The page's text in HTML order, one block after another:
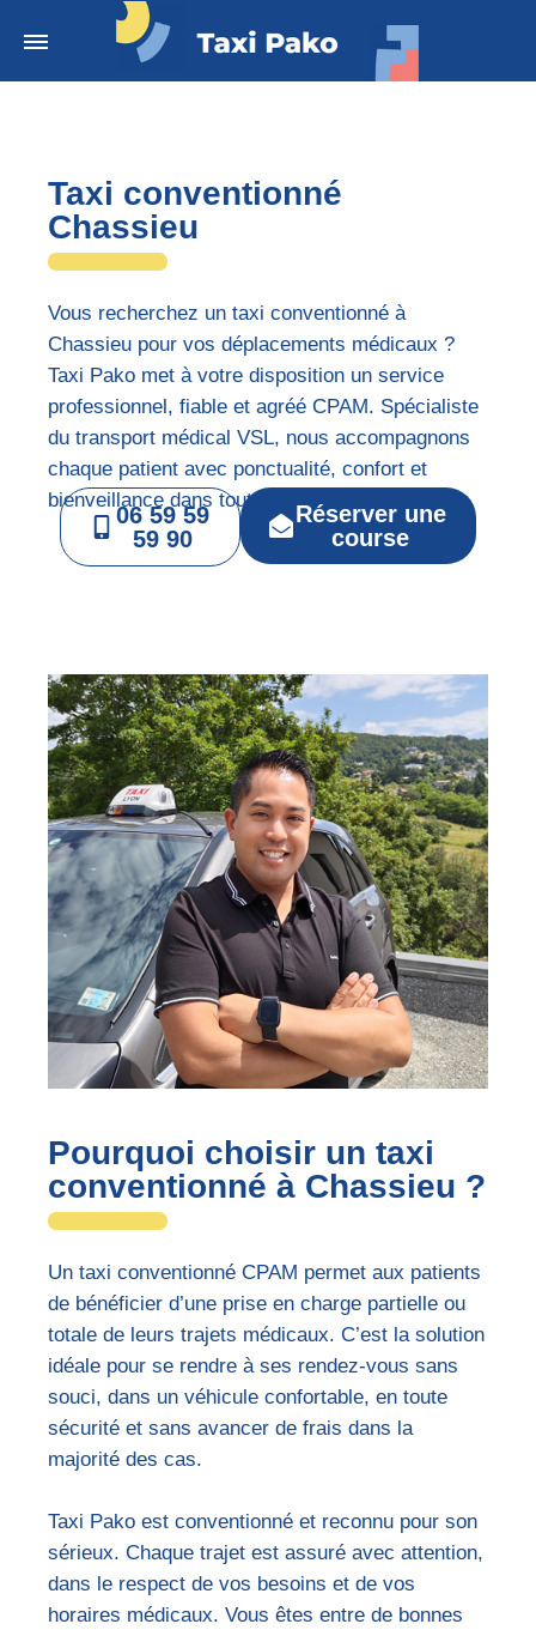
Taxi conventionné
Chassieu
Vous recherchez un taxi conventionné à
Chassieu pour vos déplacements médicaux ?
Taxi Pako met à votre disposition un service
professionnel, fiable et agréé CPAM. Spécialiste
du transport médical VSL, nous accompagnons
chaque patient avec ponctualité, confort et
bienveillance dans toute la région lyonnaise.
06 59 59
59 90
Réserver une
course
Pourquoi choisir un taxi
conventionné à Chassieu ?
Un taxi conventionné CPAM permet aux patients
de bénéficier d’une prise en charge partielle ou
totale de leurs trajets médicaux. C’est la solution
idéale pour se rendre à ses rendez-vous sans
souci, dans un véhicule confortable, en toute
sécurité et sans avancer de frais dans la
majorité des cas.
Taxi Pako est conventionné et reconnu pour son
sérieux. Chaque trajet est assuré avec attention,
dans le respect de vos besoins et de vos
horaires médicaux. Vous êtes entre de bonnes